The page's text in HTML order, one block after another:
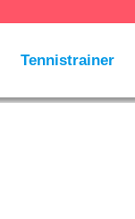
Tennistrainer